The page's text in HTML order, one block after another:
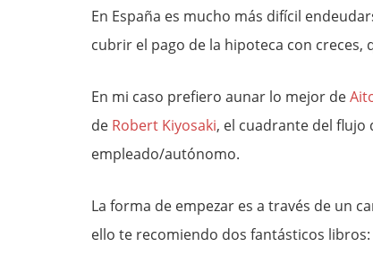
En España es mucho más difícil
cubrir el pago de la hipoteca con creces,
En mi caso prefiero aunar lo mejor de
de Robert Kiyosaki, el cuadrante del
empleado/autónomo.
La forma de empezar es a través de un
ello te recomiendo dos fantásticos libros: